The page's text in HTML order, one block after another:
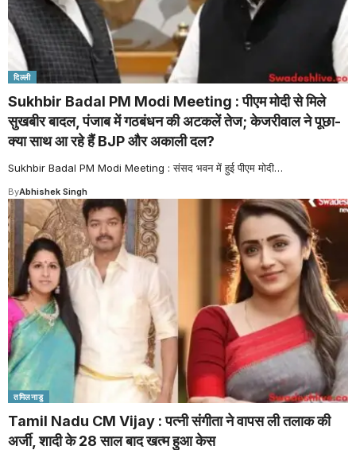
दिल्ली
Sukhbir Badal PM Modi Meeting : पीएम मोदी से मिले
सुखबीर बादल, पंजाब में गठबंधन की अटकलें तेज; केजरीवाल ने पूछा-
क्या साथ आ रहे हैं BJP और अकाली दल?
Sukhbir Badal PM Modi Meeting : संसद भवन में हुई पीएम मोदी…
ByAbhishek Singh
तमिलनाडु
Tamil Nadu CM Vijay : पत्नी संगीता ने वापस ली तलाक की
अर्जी, शादी के 28 साल बाद खत्म हुआ केस